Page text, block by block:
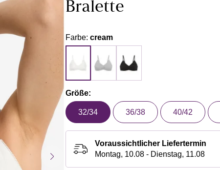
Bralette
Farbe: cream
Größe:
32/34 36/38 40/42
Voraussichtlicher Liefertermin
Montag, 10.08 - Dienstag, 11.08